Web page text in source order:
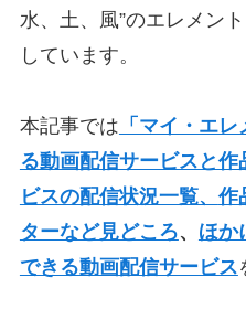
水、土、風”のエレメン
しています。
本記事では 「マイ・エ
る動画配信サービスと作
ビスの配信状況一覧、作
ターなど見どころ、 ほか
できる動画配信サービス